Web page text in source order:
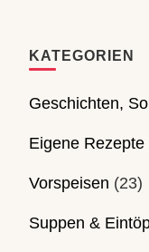
KATEGORIEN
Geschichten,
Eigene Rezepte
Vorspeisen (23)
Suppen &